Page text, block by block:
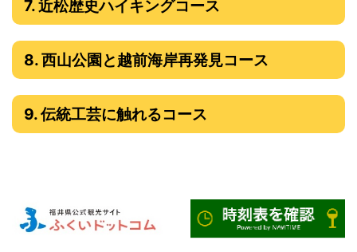
7. 近松歴史ハイキングコース
8. 西山公園と越前海岸再発見コース
9. 伝統工芸に触れるコース